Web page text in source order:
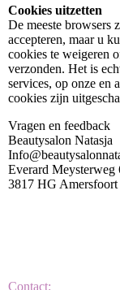
Cookies uitzetten
De meeste browsers
accepteren, maar u
cookies te weigeren
verzonden. Het is
services, op onze en
cookies zijn
Vragen en feedback
Beautysalon Natasja
Everard Meysterweg
3817 HG Amersfoort
Contact: